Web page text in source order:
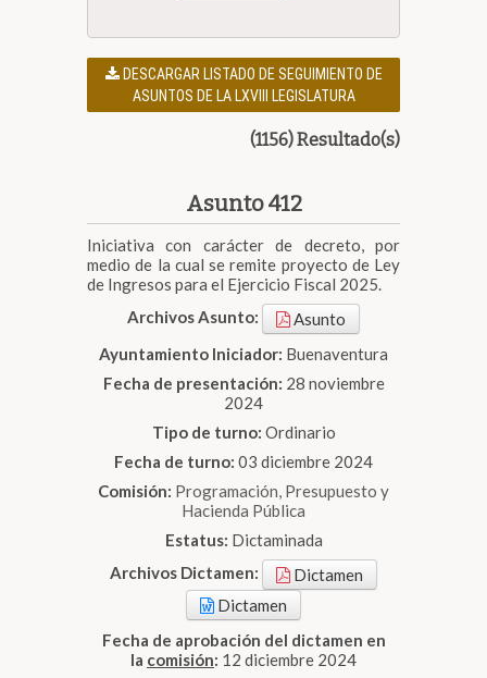
DESCARGAR LISTADO DE SEGUIMIENTO DE
ASUNTOS DE LA LXVIII LEGISLATURA
(1156) Resultado(s)
Asunto 412
Iniciativa con carácter de decreto, por
medio de la cual se remite proyecto de Ley
de Ingresos para el Ejercicio Fiscal 2025.
Archivos Asunto:
Asunto
Ayuntamiento Iniciador: Buenaventura
Fecha de presentación: 28 noviembre
2024
Tipo de turno: Ordinario
Fecha de turno: 03 diciembre 2024
Comisión: Programación, Presupuesto y
Hacienda Pública
Estatus: Dictaminada
Archivos Dictamen:
Dictamen
Dictamen
Fecha de aprobación del dictamen en
la comisión: 12 diciembre 2024